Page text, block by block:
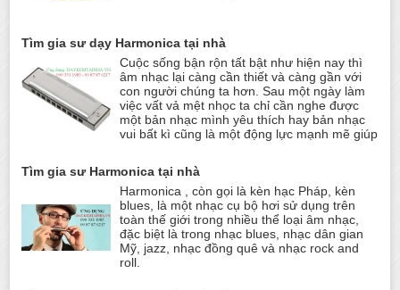
Tìm gia sư dạy Harmonica tại nhà
Cuộc sống bận rộn tất bật như hiện nay thì
âm nhạc lại càng cần thiết và càng gần với
con người chúng ta hơn. Sau một ngày làm
việc vất vả mệt nhọc ta chỉ cần nghe được
một bản nhạc mình yêu thích hay bản nhạc
vui bất kì cũng là một động lực mạnh mẽ giúp
Tìm gia sư Harmonica tại nhà
Harmonica , còn gọi là kèn hạc Pháp, kèn
blues, là một nhạc cụ bộ hơi sử dụng trên
toàn thế giới trong nhiều thể loại âm nhạc,
đặc biệt là trong nhạc blues, nhạc dân gian
Mỹ, jazz, nhạc đồng quê và nhạc rock and
roll.